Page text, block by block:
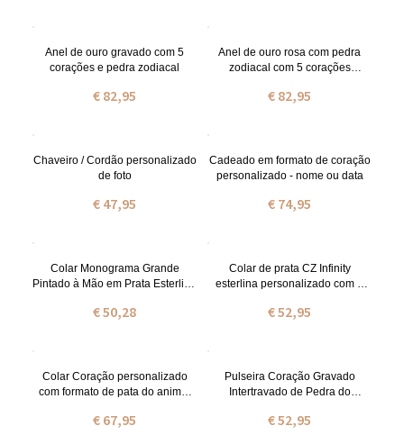
Anel de ouro gravado com 5
corações e pedra zodiacal
€ 82,95
Anel de ouro rosa com pedra
zodiacal com 5 corações
€ 82,95
Chaveiro / Cordão personalizado
de foto
€ 47,95
Cadeado em formato de coração
personalizado - nome ou data
€ 74,95
Colar Monograma Grande
Pintado à Mão em Prata Esterlina
€ 50,28
Colar de prata CZ Infinity
esterlina personalizado com 2
€ 52,95
Colar Coração personalizado
com formato de pata do animal
€ 67,95
Pulseira Coração Gravado
Intertravado de Pedra do
€ 52,95